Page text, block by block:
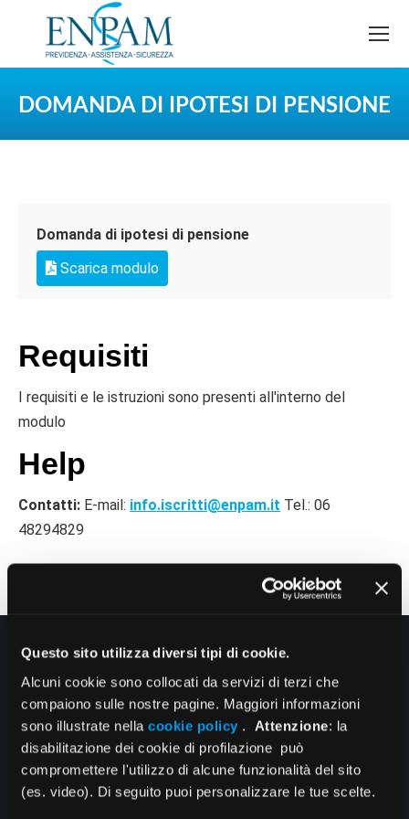
Questo sito utilizza diversi tipi di cookie.
Alcuni cookie sono collocati da servizi di terzi che
compaiono sulle nostre pagine. Maggiori informazioni
sono illustrate nella cookie policy . Attenzione: la
disabilitazione dei cookie di profilazione può
compromettere l'utilizzo di alcune funzionalità del sito
(es. video). Di seguito puoi personalizzare le tue scelte.
DOMANDA DI IPOTESI DI PENSIONE
Domanda di ipotesi di pensione
Scarica modulo
Requisiti
I requisiti e le istruzioni sono presenti all'interno del
modulo
Help
Contatti: E-mail: info.iscritti@enpam.it Tel.: 06
48294829
Chi siamo
Come fare per
Moduli